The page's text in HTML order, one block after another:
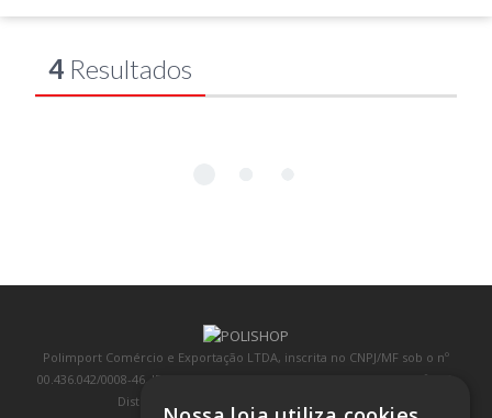
4 Resultados
Polimport Comércio e Exportação LTDA, inscrita no CNPJ/MF sob o nº
00.436.042/0008-46, IE 407.458.707.103, com sede na Rua Kanebo, nº 175,
Distrito Industrial, Jundiaí/SP, CEP: 13213-090